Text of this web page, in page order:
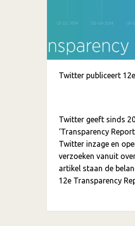
Twitter publiceert
Twitter geeft sinds
‘Transparency
Twitter inzage en
verzoeken vanuit
artikel staan de
12e Transparency